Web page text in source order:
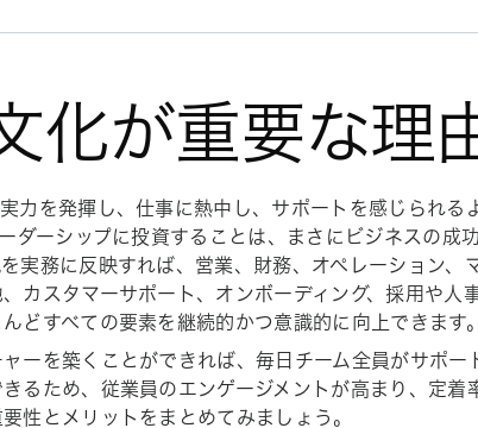
化が重要な理
力を発揮し、仕事に熱中し、サポートを感じられる
ダーシップに投資することは、まさにビジネスの成
実務に反映すれば、営業、財務、オペレーション、
カスタマーサポート、オンボーディング、採用や人
どすべての要素を継続的かつ意識的に向上できます。
ーを築くことができれば、毎日チーム全員がサポー
るため、従業員のエンゲージメントが高まり、定着
性とメリットをまとめてみましょう。